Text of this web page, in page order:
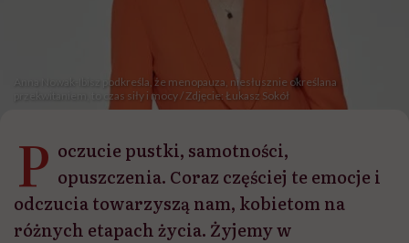
Anna Nowak-Ibisz podkreśla, że menopauza, niesłusznie określana
przekwitaniem, to czas siły i mocy / Zdjęcie: Łukasz Sokół
P oczucie pustki, samotności,
opuszczenia. Coraz częściej te emocje i
odczucia towarzyszą nam, kobietom na
różnych etapach życia. Żyjemy w